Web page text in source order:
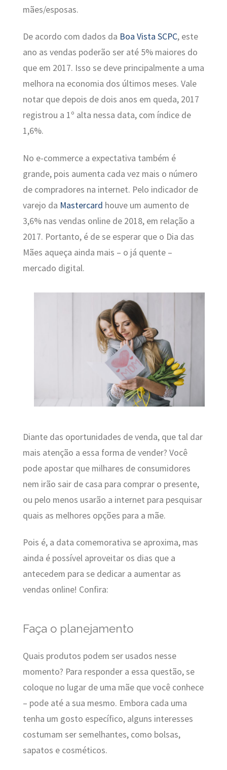
mães/esposas.
De acordo com dados da Boa Vista SCPC, este
ano as vendas poderão ser até 5% maiores do
que em 2017. Isso se deve principalmente a uma
melhora na economia dos últimos meses. Vale
notar que depois de dois anos em queda, 2017
registrou a 1º alta nessa data, com índice de
1,6%.
No e-commerce a expectativa também é
grande, pois aumenta cada vez mais o número
de compradores na internet. Pelo indicador de
varejo da Mastercard houve um aumento de
3,6% nas vendas online de 2018, em relação a
2017. Portanto, é de se esperar que o Dia das
Mães aqueça ainda mais – o já quente –
mercado digital.
Diante das oportunidades de venda, que tal dar
mais atenção a essa forma de vender? Você
pode apostar que milhares de consumidores
nem irão sair de casa para comprar o presente,
ou pelo menos usarão a internet para pesquisar
quais as melhores opções para a mãe.
Pois é, a data comemorativa se aproxima, mas
ainda é possível aproveitar os dias que a
antecedem para se dedicar a aumentar as
vendas online! Confira:
Faça o planejamento
Quais produtos podem ser usados nesse
momento? Para responder a essa questão, se
coloque no lugar de uma mãe que você conhece
– pode até a sua mesmo. Embora cada uma
tenha um gosto específico, alguns interesses
costumam ser semelhantes, como bolsas,
sapatos e cosméticos.